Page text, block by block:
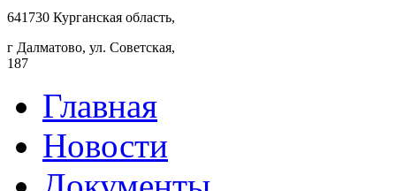
641730 Курганская область,
г Далматово, ул. Советская,
187
Главная
Новости